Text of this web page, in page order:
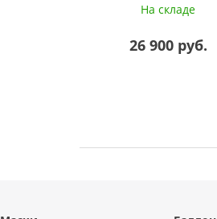
На складе
26 900 руб.